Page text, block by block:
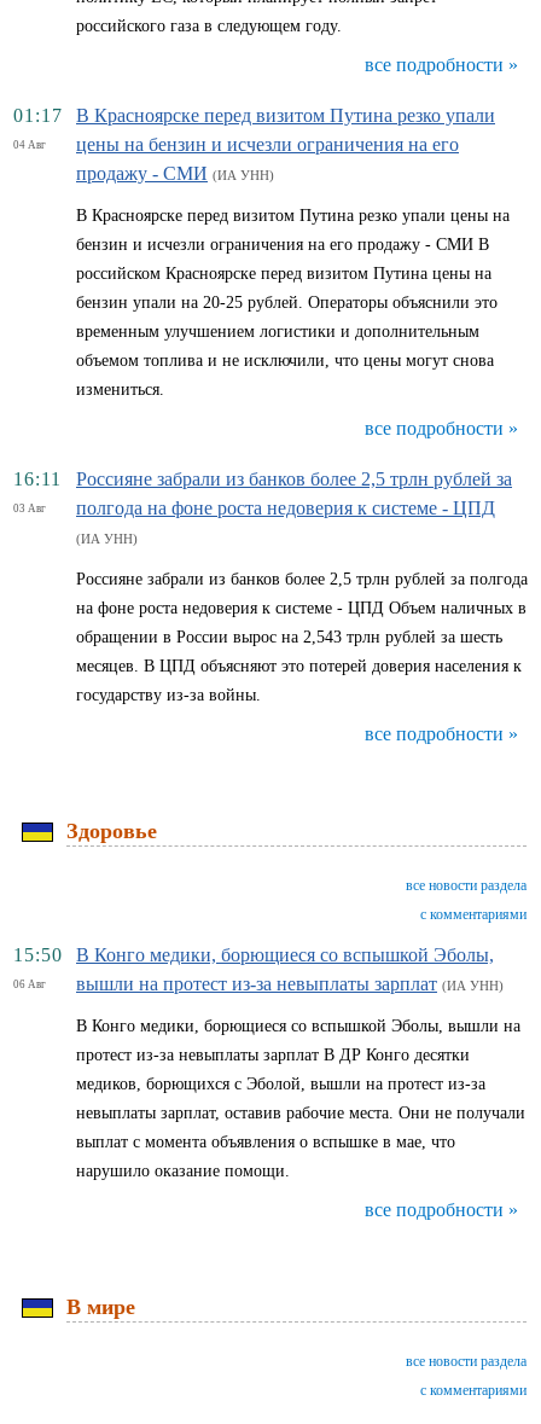
российского газа в следующем году.
все подробности »
01:17
04 Авг
В Красноярске перед визитом Путина резко упали
цены на бензин и исчезли ограничения на его
продажу - СМИ (ИА УНН)
В Красноярске перед визитом Путина резко упали цены на
бензин и исчезли ограничения на его продажу - СМИ В
российском Красноярске перед визитом Путина цены на
бензин упали на 20-25 рублей. Операторы объяснили это
временным улучшением логистики и дополнительным
объемом топлива и не исключили, что цены могут снова
измениться.
все подробности »
16:11
03 Авг
Россияне забрали из банков более 2,5 трлн рублей за
полгода на фоне роста недоверия к системе - ЦПД
(ИА УНН)
Россияне забрали из банков более 2,5 трлн рублей за полгода
на фоне роста недоверия к системе - ЦПД Объем наличных в
обращении в России вырос на 2,543 трлн рублей за шесть
месяцев. В ЦПД объясняют это потерей доверия населения к
государству из-за войны.
все подробности »
Здоровье
все новости раздела
с комментариями
15:50
06 Авг
В Конго медики, борющиеся со вспышкой Эболы,
вышли на протест из-за невыплаты зарплат (ИА УНН)
В Конго медики, борющиеся со вспышкой Эболы, вышли на
протест из-за невыплаты зарплат В ДР Конго десятки
медиков, борющихся с Эболой, вышли на протест из-за
невыплаты зарплат, оставив рабочие места. Они не получали
выплат с момента объявления о вспышке в мае, что
нарушило оказание помощи.
все подробности »
В мире
все новости раздела
с комментариями